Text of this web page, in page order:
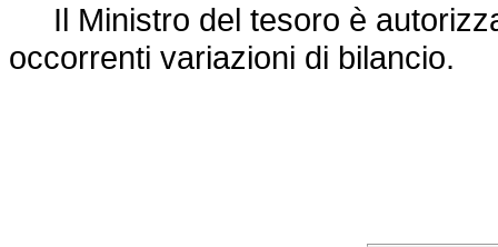
Il Ministro del tesoro è
occorrenti variazioni di bilancio.